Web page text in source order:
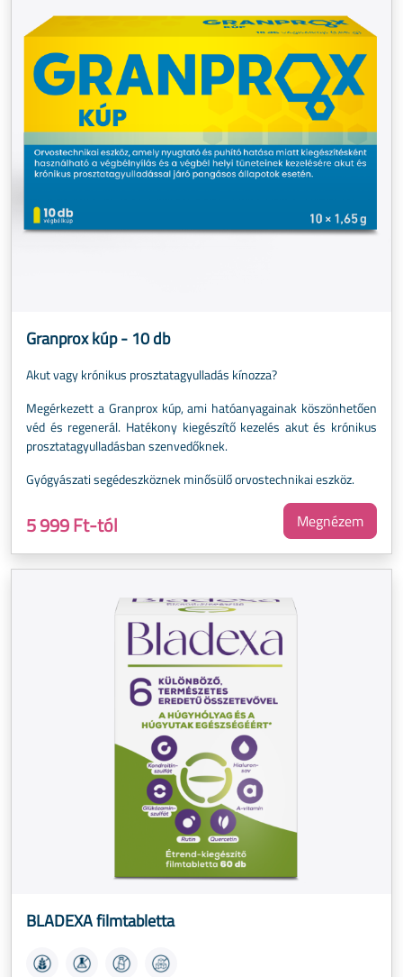
Granprox kúp - 10 db
Akut vagy krónikus prosztatagyulladás kínozza?
Megérkezett a Granprox kúp, ami hatóanyagainak köszönhetően
véd és regenerál. Hatékony kiegészítő kezelés akut és krónikus
prosztatagyulladásban szenvedőknek.
Gyógyászati segédeszköznek minősülő orvostechnikai eszköz.
5 999 Ft-tól Megnézem
BLADEXA filmtabletta